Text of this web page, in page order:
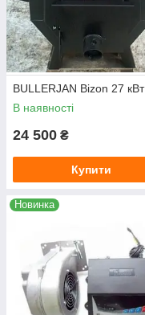
BULLERJAN Bizon 27 кВт
В наявності
24 500 ₴
Купити
Новинка